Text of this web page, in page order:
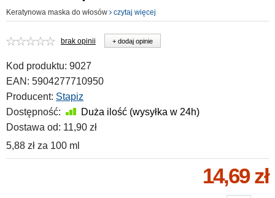
Keratynowa maska do włosów czytaj więcej
brak opinii + dodaj opinie
Kod produktu: 9027
EAN: 5904277710950
Producent: Stapiz
Dostępność:
Duża ilość (wysyłka w 24h)
Dostawa od: 11,90 zł
5,88 zł za 100 ml
14,69 zł